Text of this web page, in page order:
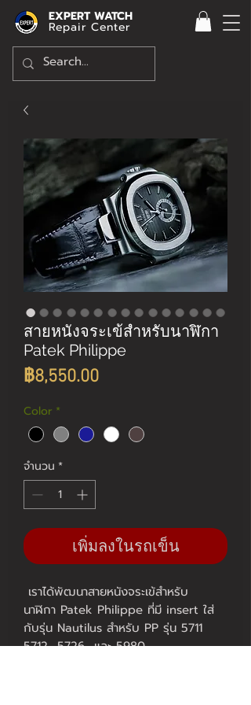
EXPERT WATCH
Repair Center
สายหนังจระเข้สำหรับนาฬิกา
Patek Philippe
฿8,550.00ราคา
Color *
จำนวน *
เพิ่มลงในรถเข็น
เราได้พัฒนาสายหนังจระเข้สำหรับ
นาฬิกา Patek Philippe ที่มี insert ใส่
กับรุ่น Nautilus สำหรับ PP รุ่น 5711
5712 5726 และ 5980